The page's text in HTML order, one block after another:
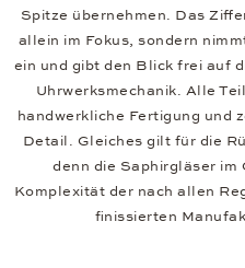
Spitze übernehmen. Das
allein im Fokus, sondern
ein und gibt den Blick frei auf
Uhrwerksmechanik. Alle
handwerkliche Fertigung und
Detail. Gleiches gilt für die
denn die Saphirgläser im
Komplexität der nach allen
finissierten